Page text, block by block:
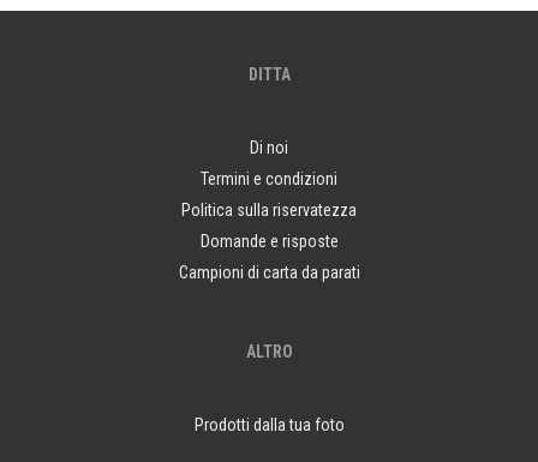
DITTA
Di noi
Termini e condizioni
Politica sulla riservatezza
Domande e risposte
Campioni di carta da parati
ALTRO
Prodotti dalla tua foto